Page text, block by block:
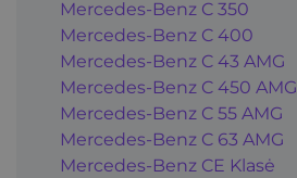
Mercedes-Benz C 350
Mercedes-Benz C 400
Mercedes-Benz C 43 AMG
Mercedes-Benz C 450 AMG
Mercedes-Benz C 55 AMG
Mercedes-Benz C 63 AMG
Mercedes-Benz CE Klasė